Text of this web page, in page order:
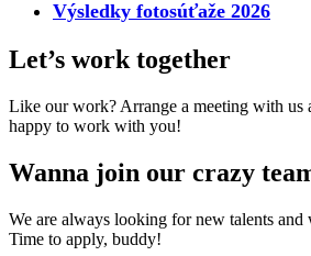
Výsledky fotosúťaže 2026
Let’s work together
Like our work? Arrange a meeting with us
happy to work with you!
Wanna join our crazy
We are always looking for new talents and
Time to apply, buddy!